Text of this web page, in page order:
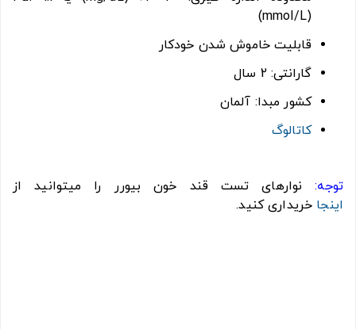
(mmol/L)
قابلیت خاموش شدن خودکار
گارانتی: 2 سال
کشور مبدا: آلمان
کاتالوگ
توجه:نوارهای تست قند خون بیورر را میتوانید از
اینجا خریداری کنید.